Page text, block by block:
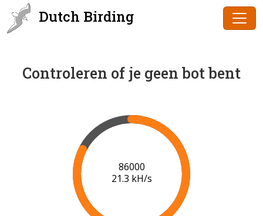
Dutch Birding
Controleren of je geen bot bent
87000
20.5 kH/s